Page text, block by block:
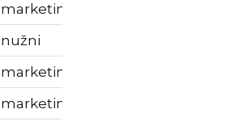
marketinški
nužni
marketinški
marketinški